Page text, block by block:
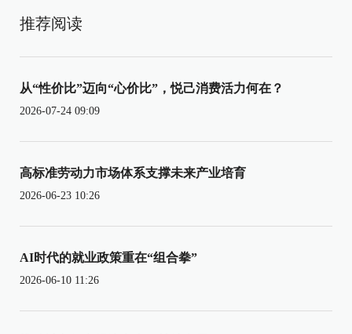
推荐阅读
从“性价比”迈向“心价比”，悦己消费活力何在？
2026-07-24 09:09
高标准劳动力市场体系支撑未来产业培育
2026-06-23 10:26
AI时代的就业政策重在“组合拳”
2026-06-10 11:26